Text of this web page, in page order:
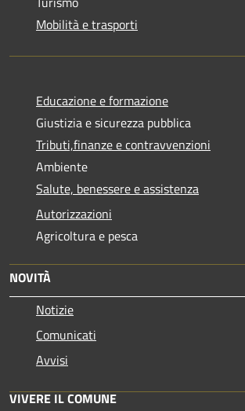
Mobilità e trasporti
Educazione e formazione
Giustizia e sicurezza pubblica
Tributi,finanze e contravvenzioni
Ambiente
Salute, benessere e assistenza
Autorizzazioni
Agricoltura e pesca
NOVITÀ
Notizie
Comunicati
Avvisi
VIVERE IL COMUNE